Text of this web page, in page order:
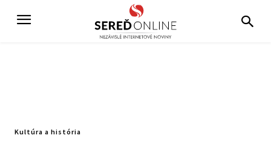
Kultúra a história